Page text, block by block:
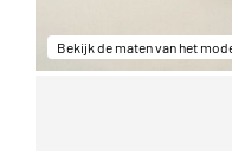
Bekijk de maten van het